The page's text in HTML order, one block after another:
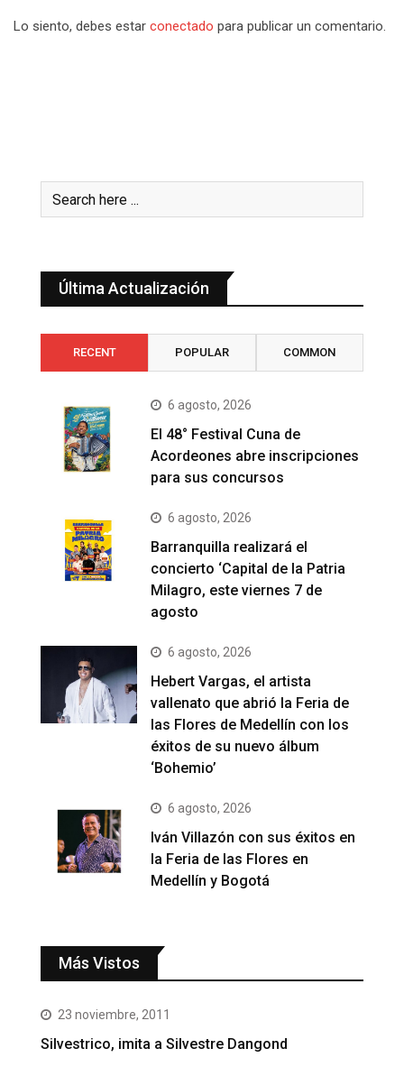
Lo siento, debes estar conectado para publicar un comentario.
Última Actualización
RECENT POPULAR COMMON
6 agosto, 2026
El 48° Festival Cuna de
Acordeones abre inscripciones
para sus concursos
6 agosto, 2026
Barranquilla realizará el
concierto ‘Capital de la Patria
Milagro, este viernes 7 de
agosto
6 agosto, 2026
Hebert Vargas, el artista
vallenato que abrió la Feria de
las Flores de Medellín con los
éxitos de su nuevo álbum
‘Bohemio’
6 agosto, 2026
Iván Villazón con sus éxitos en
la Feria de las Flores en
Medellín y Bogotá
Más Vistos
23 noviembre, 2011
Silvestrico, imita a Silvestre Dangond